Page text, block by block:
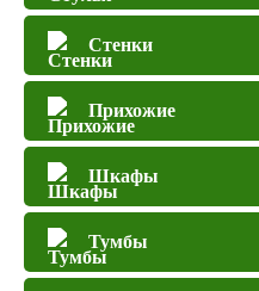
Стенки
Прихожие
Шкафы
Тумбы